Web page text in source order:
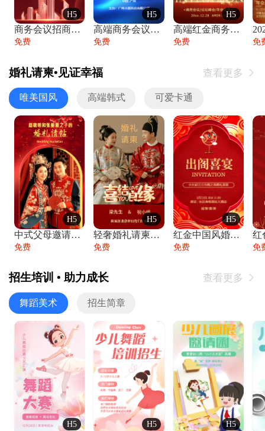
H5
商务会议招商展会科技峰会邀请函年会邀请
免费
H5
高端商务会议招商加盟展会峰会论坛邀请函
免费
H5
高端红金商务会议年会年终盛典答谢邀请函
免费 免
婚礼请柬•见证幸福 查看更多 
唯美国风 高端韩式 可爱卡通
H5
中式父母邀请函婚礼结婚请柬请贴父母邀请方
免费
H5
轻奢婚礼请柬婚礼邀请函结婚照请帖
免费
H5
红金中国风婚礼请柬出阁喜宴嫁女请帖出阁宴
免费 免
招生培训 • 助力成长 查看更多 
舞蹈美术 招生简章
H5 H5 H5